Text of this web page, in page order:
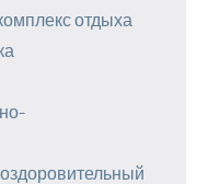
отдыха